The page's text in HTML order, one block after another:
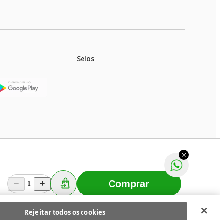
1 Comprar
Selos
na rede de lojas físicas.
prévio. Fast Shop S. A. CNPJ: 43.708.379/0001-
Fast Shop - Todos os direitos reservadosRF
Selecionar os Cookies
Rejeitar todos os cookies